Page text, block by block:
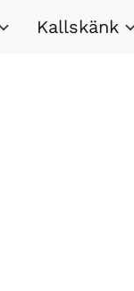
Kallskänk